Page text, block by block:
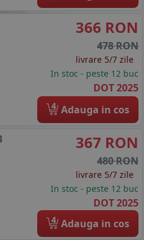
366 RON
478 RON
livrare 5/7 zile
In stoc - peste 12 buc
DOT 2025
4 Adauga in cos
367 RON
480 RON
livrare 5/7 zile
In stoc - peste 12 buc
DOT 2025
4 Adauga in cos